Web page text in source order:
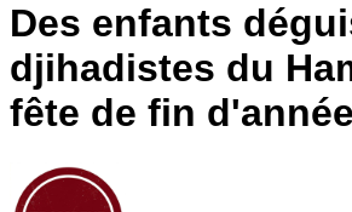
Des enfants
djihadistes du
fête de fin d'année